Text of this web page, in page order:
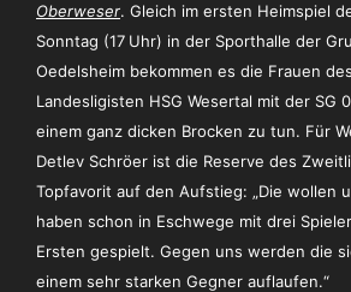
Oberweser. Gleich im ersten Heimspiel
Sonntag (17 Uhr) in der Sporthalle der
Oedelsheim bekommen es die Frauen
Landesligisten HSG Wesertal mit der SG
einem ganz dicken Brocken zu tun. Für
Detlev Schröer ist die Reserve des
Topfavorit auf den Aufstieg: „Die wollen
haben schon in Eschwege mit drei
Ersten gespielt. Gegen uns werden die
einem sehr starken Gegner auflaufen.“